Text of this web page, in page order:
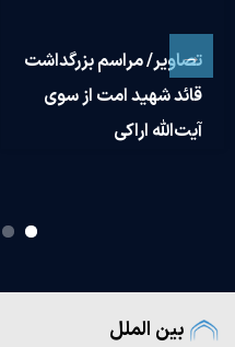
تصاویر/ مراسم بزرگداشت
قائد شهید امت از سوی
آیت‌الله اراکی
بین الملل